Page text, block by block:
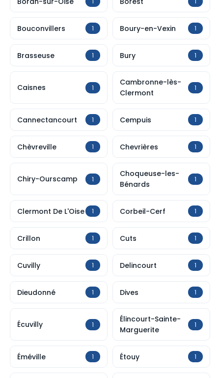
Bouconvillers 1 Boury-en-Vexin 1
Brasseuse 1 Bury 1
Caisnes 1
Cambronne-lès-
Clermont
1
Cannectancourt 1 Cempuis 1
Chèvreville 1 Chevrières 1
Chiry-Ourscamp 1
Choqueuse-les-
Bénards
1
Clermont De L'Oise 1 Corbeil-Cerf 1
Crillon 1 Cuts 1
Cuvilly 1 Delincourt 1
Dieudonné 1 Dives 1
Écuvilly 1
Élincourt-Sainte-
Marguerite
1
Éméville 1 Étouy 1